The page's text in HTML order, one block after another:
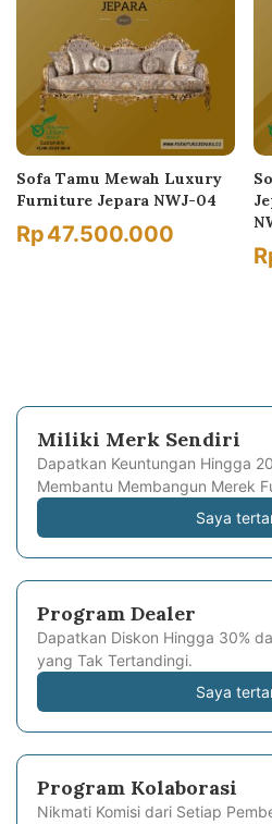
Sofa Tamu Mewah Luxury
Furniture Jepara NWJ-04
Rp47.500.000
Miliki Merk Sendiri
Dapatkan Keuntungan Hingga
Membantu Membangun Merek
Saya
Program Dealer
Dapatkan Diskon Hingga 30%
yang Tak Tertandingi.
Saya
Program Kolaborasi
Nikmati Komisi dari Setiap